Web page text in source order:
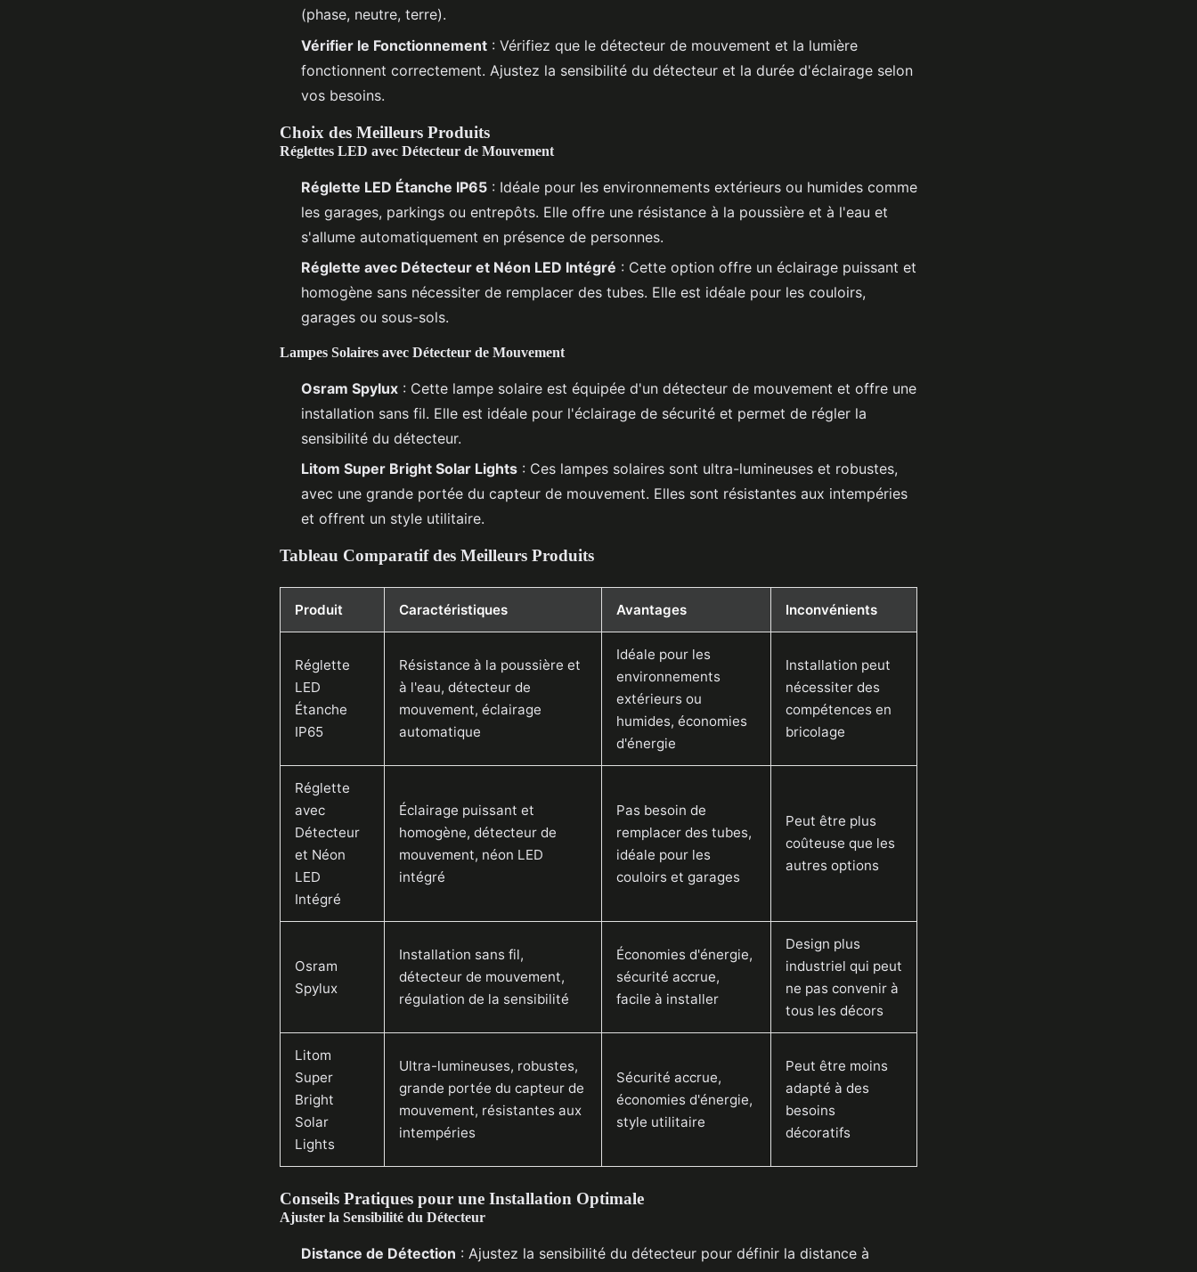
(phase, neutre, terre).
Vérifier le Fonctionnement : Vérifiez que le détecteur de mouvement et la lumière
fonctionnent correctement. Ajustez la sensibilité du détecteur et la durée d'éclairage selon
vos besoins.
Choix des Meilleurs Produits
Réglettes LED avec Détecteur de Mouvement
Réglette LED Étanche IP65 : Idéale pour les environnements extérieurs ou humides comme
les garages, parkings ou entrepôts. Elle offre une résistance à la poussière et à l'eau et
s'allume automatiquement en présence de personnes.
Réglette avec Détecteur et Néon LED Intégré : Cette option offre un éclairage puissant et
homogène sans nécessiter de remplacer des tubes. Elle est idéale pour les couloirs,
garages ou sous-sols.
Lampes Solaires avec Détecteur de Mouvement
Osram Spylux : Cette lampe solaire est équipée d'un détecteur de mouvement et offre une
installation sans fil. Elle est idéale pour l'éclairage de sécurité et permet de régler la
sensibilité du détecteur.
Litom Super Bright Solar Lights : Ces lampes solaires sont ultra-lumineuses et robustes,
avec une grande portée du capteur de mouvement. Elles sont résistantes aux intempéries
et offrent un style utilitaire.
Tableau Comparatif des Meilleurs Produits
Produit Caractéristiques Avantages Inconvénients
Réglette
LED
Étanche
IP65
Résistance à la poussière et
à l'eau, détecteur de
mouvement, éclairage
automatique
Idéale pour les
environnements
extérieurs ou
humides, économies
d'énergie
Installation peut
nécessiter des
compétences en
bricolage
Réglette
avec
Détecteur
et Néon
LED
Intégré
Éclairage puissant et
homogène, détecteur de
mouvement, néon LED
intégré
Pas besoin de
remplacer des tubes,
idéale pour les
couloirs et garages
Peut être plus
coûteuse que les
autres options
Osram
Spylux
Installation sans fil,
détecteur de mouvement,
régulation de la sensibilité
Économies d'énergie,
sécurité accrue,
facile à installer
Design plus
industriel qui peut
ne pas convenir à
tous les décors
Litom
Super
Bright
Solar
Lights
Ultra-lumineuses, robustes,
grande portée du capteur de
mouvement, résistantes aux
intempéries
Sécurité accrue,
économies d'énergie,
style utilitaire
Peut être moins
adapté à des
besoins
décoratifs
Conseils Pratiques pour une Installation Optimale
Ajuster la Sensibilité du Détecteur
Distance de Détection : Ajustez la sensibilité du détecteur pour définir la distance à